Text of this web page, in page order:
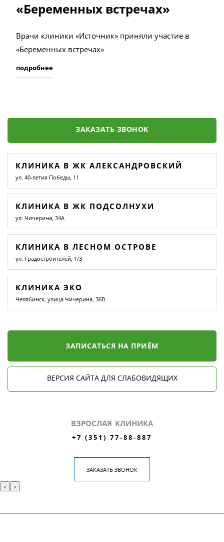
«Беременных встречах»
Врачи клиники «Источник» приняли участие в
«Беременных встречах»
подробнее
ЗАКАЗАТЬ ЗВОНОК
КЛИНИКА В ЖК АЛЕКСАНДРОВСКИЙ
ул. 40-летия Победы, 11
КЛИНИКА В ЖК ПОДСОЛНУХИ
ул. Чичерина, 34А
КЛИНИКА В ЛЕСНОМ ОСТРОВЕ
ул. Градостроителей, 1/3
КЛИНИКА ЭКО
Челябинск, улица Чичерина, 36В
ЗАПИСАТЬСЯ НА ПРИЁМ
ВЕРСИЯ САЙТА ДЛЯ СЛАБОВИДЯЩИХ
ВЗРОСЛАЯ КЛИНИКА
+7 (351) 77-88-887
ЗАКАЗАТЬ ЗВОНОК
‹ ›